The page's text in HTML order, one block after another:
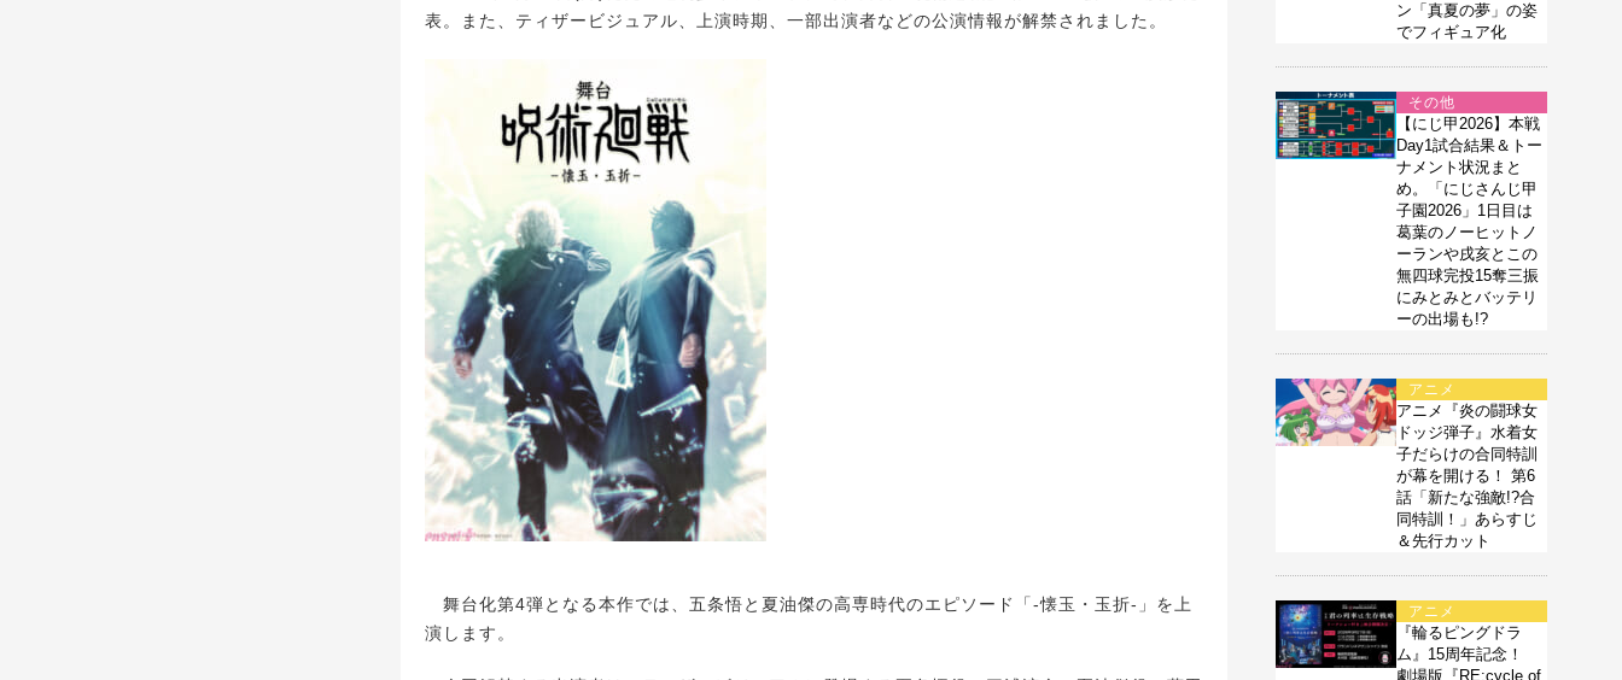
表。また、ティザービジュアル、上演時期、一部出演者などの公演情報が解禁されました。
舞台化第4弾となる本作では、五条悟と夏油傑の高専時代のエピソード「-懐玉・玉折-」を上
演します。
ン「真夏の夢」の姿
でフィギュア化
その他
【にじ甲2026】本戦
Day1試合結果＆トー
ナメント状況まと
め。「にじさんじ甲
子園2026」1日目は
葛葉のノーヒットノ
ーランや戌亥とこの
無四球完投15奪三振
にみとみとバッテリ
ーの出場も!?
アニメ
アニメ『炎の闘球女
ドッジ弾子』水着女
子だらけの合同特訓
が幕を開ける！ 第6
話「新たな強敵!?合
同特訓！」あらすじ
＆先行カット
アニメ
『輪るピングドラ
ム』15周年記念！
劇場版『RE:cycle of